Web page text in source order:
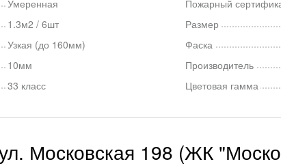
Умеренная
1.3м2 / 6шт
Узкая (до 160мм)
10мм
33 класс
Пожарный
Размер
Фаска
Производитель
Цветовая гамма
Московская 198 (ЖК